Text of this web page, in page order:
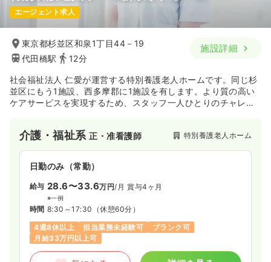
エージェント求人
東京都杉並区和泉1丁目44－19
代田橋駅
12分
施設詳細
社会福祉法人 仁愛が運営する特別養護老人ホームです。同じ杉
並区にもう1施設、西多摩郡に1施設を有します。より質の高い
ケアサービスを実現するため、スタッフ一人ひとりのチャレン
介護・福祉系正・准看護師 特別養護老人ホーム
日勤のみ（常勤）
給与 28.6〜33.6万円/月 賞与4ヶ月
※一例
時間 8:30～17:30 （休憩60分）
4週8休以上
担当業務未経験可
ブランク可
月給33万円以上可